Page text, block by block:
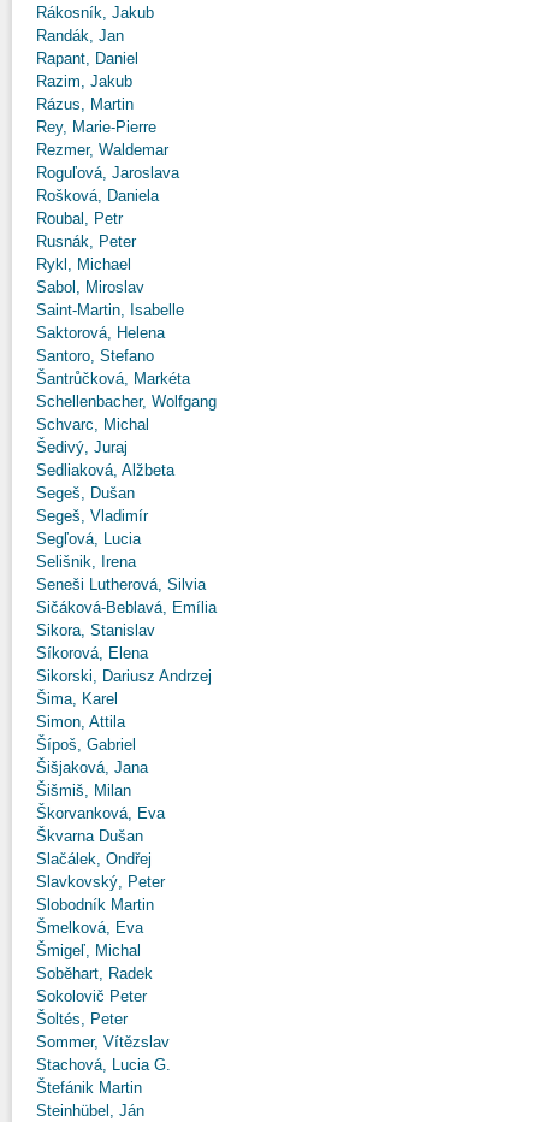
Rákosník, Jakub
Randák, Jan
Rapant, Daniel
Razim, Jakub
Rázus, Martin
Rey, Marie-Pierre
Rezmer, Waldemar
Roguľová, Jaroslava
Rošková, Daniela
Roubal, Petr
Rusnák, Peter
Rykl, Michael
Sabol, Miroslav
Saint-Martin, Isabelle
Saktorová, Helena
Santoro, Stefano
Šantrůčková, Markéta
Schellenbacher, Wolfgang
Schvarc, Michal
Šedivý, Juraj
Sedliaková, Alžbeta
Segeš, Dušan
Segeš, Vladimír
Segľová, Lucia
Selišnik, Irena
Seneši Lutherová, Silvia
Sičáková-Beblavá, Emília
Sikora, Stanislav
Síkorová, Elena
Sikorski, Dariusz Andrzej
Šima, Karel
Simon, Attila
Šípoš, Gabriel
Šišjaková, Jana
Šišmiš, Milan
Škorvanková, Eva
Škvarna Dušan
Slačálek, Ondřej
Slavkovský, Peter
Slobodník Martin
Šmelková, Eva
Šmigeľ, Michal
Soběhart, Radek
Sokolovič Peter
Šoltés, Peter
Sommer, Vítězslav
Stachová, Lucia G.
Štefánik Martin
Steinhübel, Ján